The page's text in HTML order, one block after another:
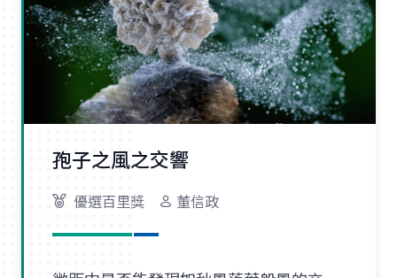
孢子之風之交響
優選百里獎 董信政